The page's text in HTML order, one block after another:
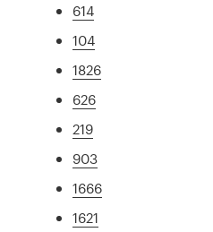
614
104
1826
626
219
903
1666
1621